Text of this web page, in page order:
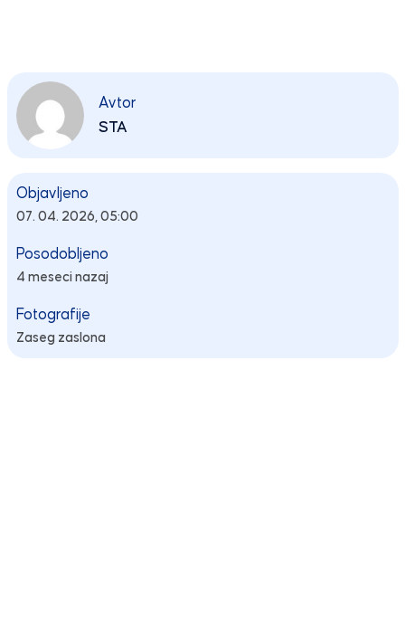
Avtor
STA
Objavljeno
07. 04. 2026, 05:00
Posodobljeno
4 meseci nazaj
Fotografije
Zaseg zaslona